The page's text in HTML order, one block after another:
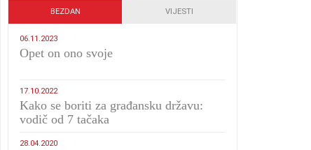
BEZDAN VIJESTI
06.11.2023
​Opet on ono svoje
17.10.2022
Kako se boriti za građansku državu:
vodič od 7 tačaka
28.04.2020